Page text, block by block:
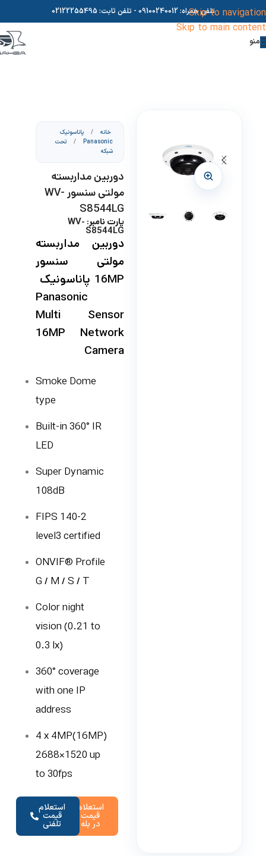
Skip to navigation
Skip to main content
تلفن همراه: 09100240012 - تلفن ثابت: 02122255495
منو
خانه /
پاناسونیک
Panasonic
/
تحت
شبکه
دوربین مداربسته
مولتی سنسور WV-
S8544LG
پارت نامبر: WV-
S8544LG
دوربین مداربسته
مولتی سنسور
16MP پاناسونیک
Panasonic
Multi Sensor
16MP Network
Camera
Smoke Dome
type
Built-in 360° IR
LED
Super Dynamic
108dB
FIPS 140-2
level3 certified
ONVIF® Profile
G / M / S / T
Color night
vision (0.21 to
0.3 lx)
360° coverage
with one IP
address
4 x 4MP(16MP)
2688×1520 up
to 30fps
استعلام
قیمت
در بله
استعلام
قیمت
تلفنی